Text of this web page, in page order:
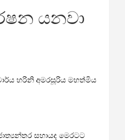
යනවා
හරිනි අමරසූරිය මහත්මිය
සහායද මෙරටට